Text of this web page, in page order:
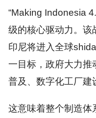
“Making Indonesia
级的核心驱动力。该
印尼将进入全球
一目标，政府大力推
普及、数字化工厂建
这意味着整个制造体